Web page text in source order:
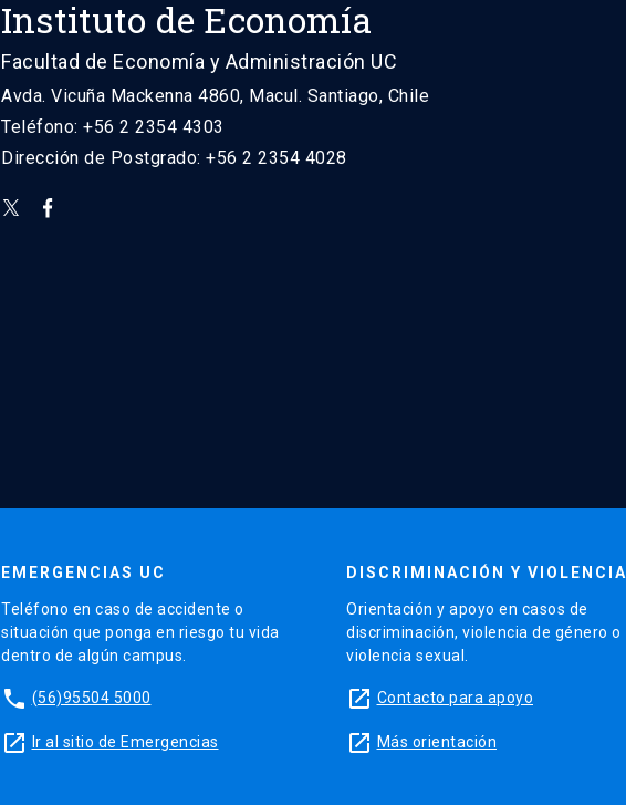
Instituto de Economía
Facultad de Economía y Administración UC
Avda. Vicuña Mackenna 4860, Macul. Santiago, Chile
Teléfono: +56 2 2354 4303
Dirección de Postgrado: +56 2 2354 4028
EMERGENCIAS UC
Teléfono en caso de accidente o
situación que ponga en riesgo tu vida
dentro de algún campus.
phone (56)95504 5000
launch Ir al sitio de Emergencias
DISCRIMINACIÓN Y VIOLENCIA
Orientación y apoyo en casos de
discriminación, violencia de género o
violencia sexual.
launch Contacto para apoyo
launch Más orientación